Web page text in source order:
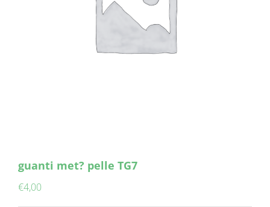
guanti met? pelle TG7
€4,00